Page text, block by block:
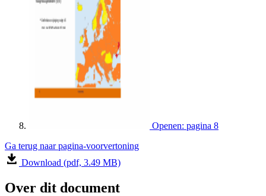
Openen: pagina 8
Ga terug naar pagina-voorvertoning
Download (pdf, 3.49 MB)
Over dit document